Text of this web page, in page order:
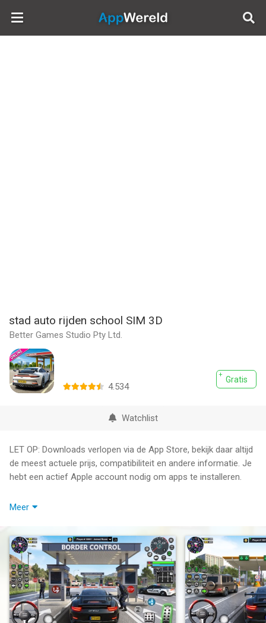
AppWereld
stad auto rijden school SIM 3D
Better Games Studio Pty Ltd.
Gratis
4.534
Watchlist
LET OP: Downloads verlopen via de App Store, bekijk daar altijd
de meest actuele prijs, compatibiliteit en andere informatie. Je
hebt een actief Apple account nodig om apps te installeren.
Duik in de ultieme rijervaring met Car Driving Simulator Games!
hypercars, sportwagens, pick-ups en klassieke modellen.
Car Driving Simulator Games nodigt je uit om drie enorme
open-world maps te verkennen, elk zorgvuldig ontworpen met
unieke omgevingen zoals bruisende steden, serene stranden
en ruige bergen. Navigeer door ingewikkeld gedetailleerde
Meer